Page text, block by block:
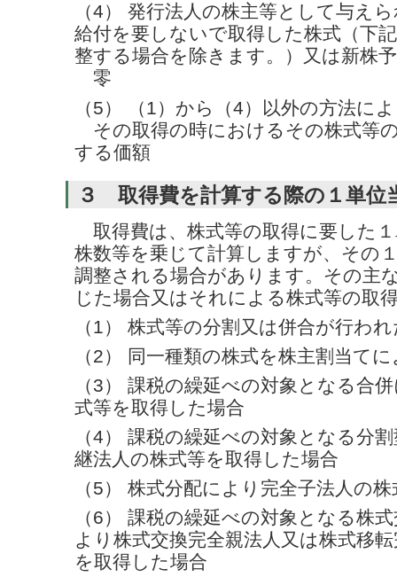
（4） 発行法人の株主等として与え
給付を要しないで取得した株式（下
整する場合を除きます。）又は新株
零
（5） （1）から（4）以外の方法に
その取得の時におけるその株式等
する価額
３ 取得費を計算する際の１単位
取得費は、株式等の取得に要した
株数等を乗じて計算しますが、その
調整される場合があります。その主
じた場合又はそれによる株式等の取
（1） 株式等の分割又は併合が行わ
（2） 同一種類の株式を株主割当て
（3） 課税の繰延べの対象となる合
式等を取得した場合
（4） 課税の繰延べの対象となる分
継法人の株式等を取得した場合
（5） 株式分配により完全子法人の
（6） 課税の繰延べの対象となる株
より株式交換完全親法人又は株式移
を取得した場合